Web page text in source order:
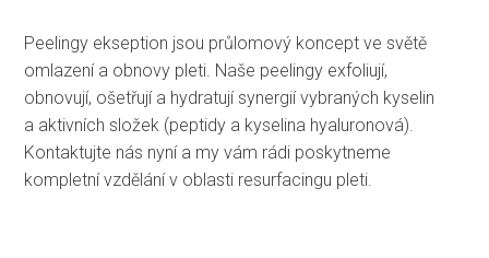
Peelingy ekseption jsou průlomový koncept ve světě
omlazení a obnovy pleti. Naše peelingy exfoliují,
obnovují, ošetřují a hydratují synergií vybraných kyselin
a aktivních složek (peptidy a kyselina hyaluronová).
Kontaktujte nás nyní a my vám rádi poskytneme
kompletní vzdělání v oblasti resurfacingu pleti.